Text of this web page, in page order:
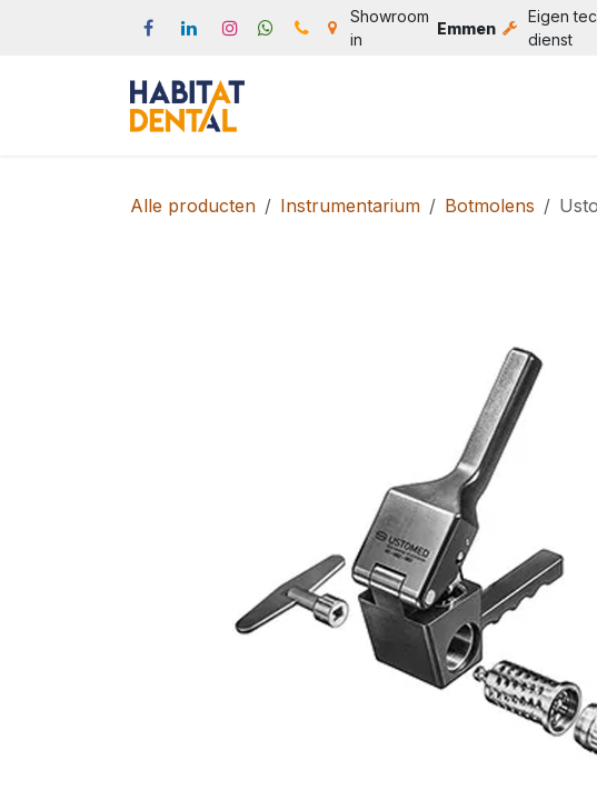
Showroom
in
Emmen
Eigen
dienst
Alle producten Instrumentarium Botmolens